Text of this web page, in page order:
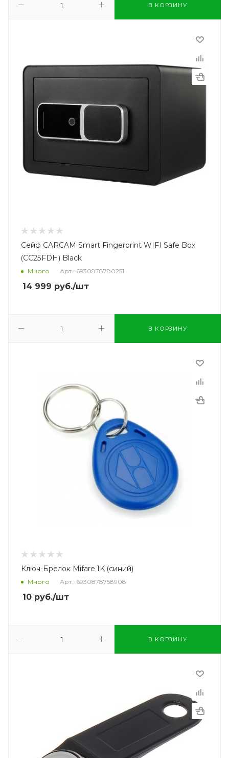
В КОРЗИНУ
Сейф CARCAM Smart Fingerprint WIFI Safe Box
(CC25FDH) Black
Много Арт.: 6930878780251
14 999 руб./шт
В КОРЗИНУ
Ключ-Брелок Mifare 1K (синий)
Много Арт.: 6930878758908
10 руб./шт
В КОРЗИНУ